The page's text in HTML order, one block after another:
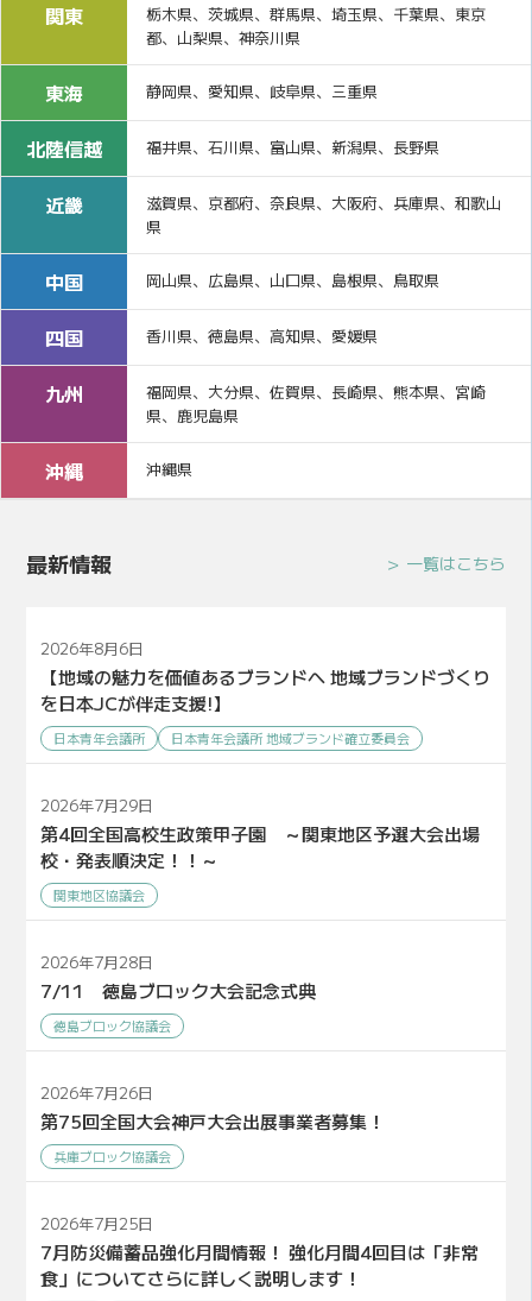
関東
栃木県、茨城県、群馬県、埼玉県、千葉県、東京
都、山梨県、神奈川県
東海 静岡県、愛知県、岐阜県、三重県
北陸信越 福井県、石川県、富山県、新潟県、長野県
近畿
滋賀県、京都府、奈良県、大阪府、兵庫県、和歌山
県
中国 岡山県、広島県、山口県、島根県、鳥取県
四国 香川県、徳島県、高知県、愛媛県
九州
福岡県、大分県、佐賀県、長崎県、熊本県、宮崎
県、鹿児島県
沖縄 沖縄県
最新情報 一覧はこちら
2026年8月6日
【地域の魅力を価値あるブランドへ 地域ブランドづくり
を日本JCが伴走支援!】
日本青年会議所 日本青年会議所 地域ブランド確立委員会
2026年7月29日
第4回全国高校生政策甲子園 ～関東地区予選大会出場
校・発表順決定！！～
関東地区協議会
2026年7月28日
7/11 徳島ブロック大会記念式典
徳島ブロック協議会
2026年7月26日
第75回全国大会神戸大会出展事業者募集！
兵庫ブロック協議会
2026年7月25日
7月防災備蓄品強化月間情報！ 強化月間4回目は「非常
食」についてさらに詳しく説明します！